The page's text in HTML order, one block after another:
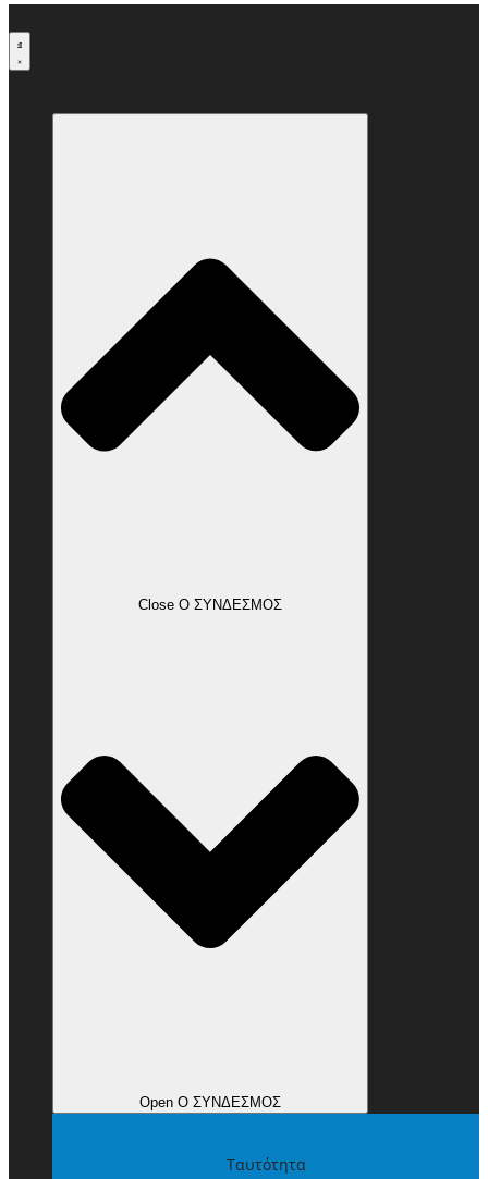
στο
περιεχόμενο
Close Ο ΣΥΝΔΕΣΜΟΣ
Open Ο ΣΥΝΔΕΣΜΟΣ
Ταυτότητα